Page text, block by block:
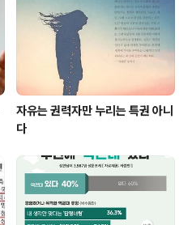
자유는 권력자만 누리는 특권 아니
다